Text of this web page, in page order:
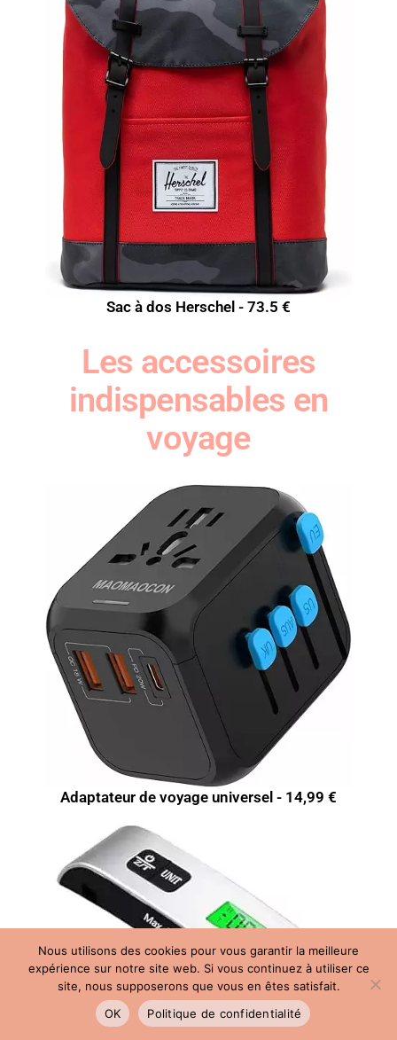
Sac à dos Herschel - 73.5 €
Les accessoires
indispensables en
voyage
Adaptateur de voyage universel - 14,99 €
Nous utilisons des cookies pour vous garantir la meilleure
expérience sur notre site web. Si vous continuez à utiliser ce
site, nous supposerons que vous en êtes satisfait.
OK
Politique de confidentialité